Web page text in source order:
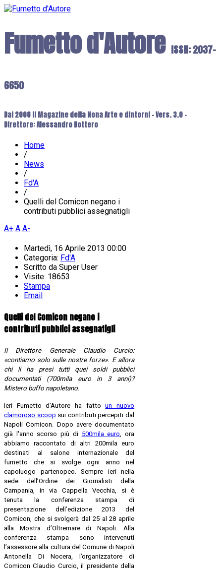
Fumetto d'Autore ISSN: 2037-
6650
Dal 2008 il Magazine della Nona Arte e dintorni - Vers. 3.0 -
Direttore: Alessandro Bottero
Home
/
News
/
Fd'A
/
Quelli del Comicon negano i
contributi pubblici assegnatigli
A+ A A-
Martedì, 16 Aprile 2013 00:00
Categoria: Fd'A
Scritto da Super User
Visite: 18653
Stampa
Email
Quelli del Comicon negano i
contributi pubblici assegnatigli
Il Direttore Generale Claudio Curcio:
«contiamo solo sulle nostre forze». E allora
chi li ha presi tutti quei soldi pubblici
documentati (700mila euro in 3 anni)?
Mistero buffo napoletano.
Ieri Fumetto d'Autore ha fattoun nuovo
clamoroso scoop sui contributi percepiti dal
Napoli Comicon. Dopo avere documentato
già l'anno scorso più di 500mila euro , ora
abbiamo raccontato di altri 200mila euro
destinati al salone internazionale del
fumetto che si svolge ogni anno nel
capoluogo partenopeo. Sempre ieri nella
sede dell’Ordine dei Giornalisti della
Campania, in via Cappella Vecchia, si è
tenuta la conferenza stampa di
presentazione dell’edizione 2013 del
Comicon, che si svolgerà dal 25 al 28 aprile
alla Mostra d’Oltremare di Napoli. Alla
conferenza stampa sono intervenuti
l’assessore alla cultura del Comune di Napoli
Antonella Di Nocera, l’organizzatore di
Comicon Claudio Curcio, il presidente della